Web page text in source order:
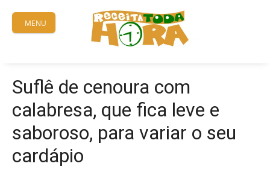
content
MENU
Suflê de cenoura com
calabresa, que fica leve e
saboroso, para variar o seu
cardápio